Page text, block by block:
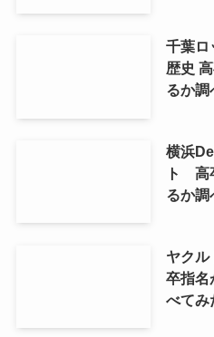
千葉ロ
歴史
るか調
横浜
ト 高
るか調
ヤクル
卒指名
べてみ